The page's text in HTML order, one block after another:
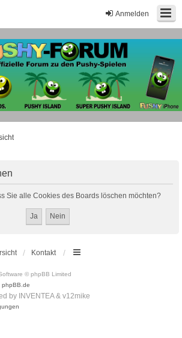
Anmelden
Sie alle Cookies des Boards löschen möchten?
Kontakt
© phpBB Limited
phpBB.de
by INVENTEA & v12mike